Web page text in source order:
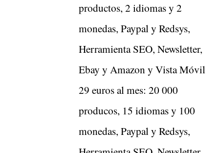
productos, 2 idiomas y 2
monedas, Paypal y Redsys,
Herramienta SEO, Newsletter,
Ebay y Amazon y Vista Móvil
29 euros al mes: 20 000
producos, 15 idiomas y 100
monedas, Paypal y Redsys,